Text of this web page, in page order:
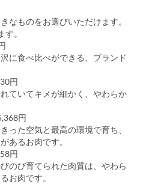
なものをお選びいただけます。
。
に食べ比べができる、ブランド
円
ていてキメが細かく、やわらか
円
った空気と最高の環境で育ち、
あるお肉です。
円
のび育てられた肉質は、やわら
お肉です。